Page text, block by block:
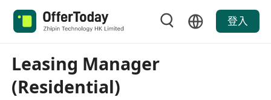
登入
Leasing Manager
(Residential)